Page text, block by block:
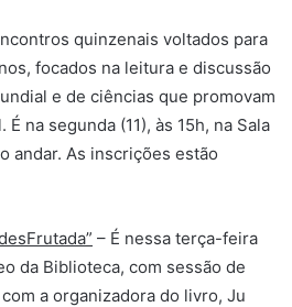
quinzenais voltados para
focados na leitura e discussão
e de ciências que promovam
na segunda (11), às 15h, na Sala
andar. As inscrições estão
– É nessa terça-feira
da Biblioteca, com sessão de
a organizadora do livro, Ju